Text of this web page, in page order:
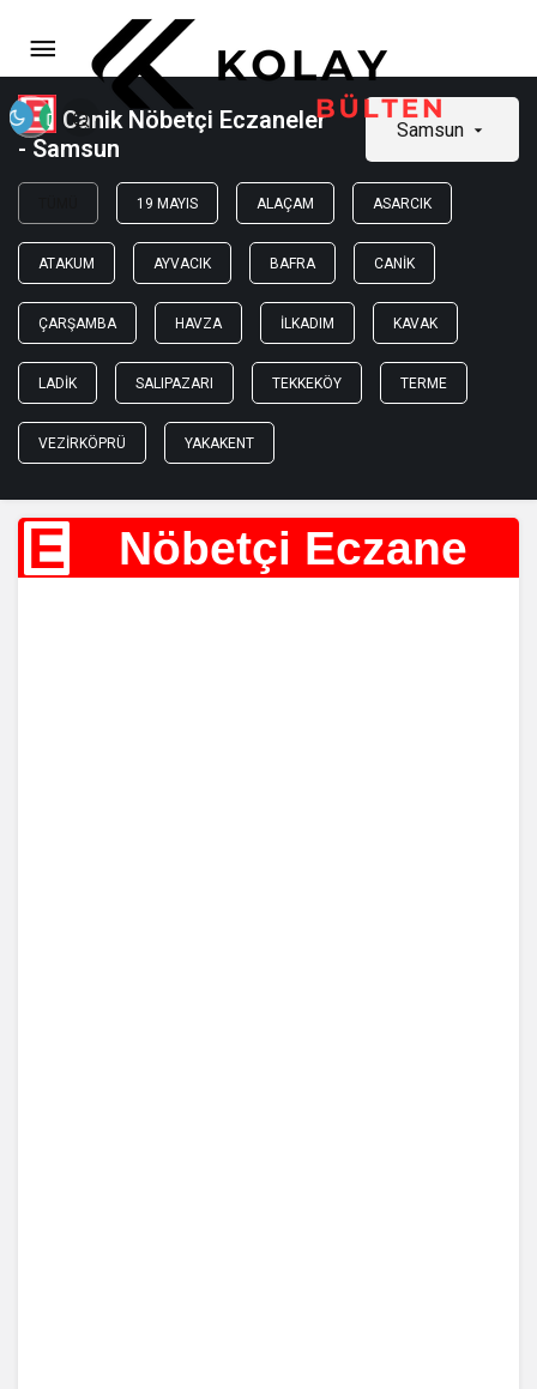
Canik Nöbetçi Eczaneler
- Samsun
Samsun
19 MAYIS ALAÇAM ASARCIK
ATAKUM AYVACIK BAFRA CANIK
ÇARŞAMBA HAVZA İLKADIM KAVAK
LADIK SALIPAZARI TEKKEKÖY TERME
VEZIRKÖPRÜ YAKAKENT
E Nöbetçi Eczane